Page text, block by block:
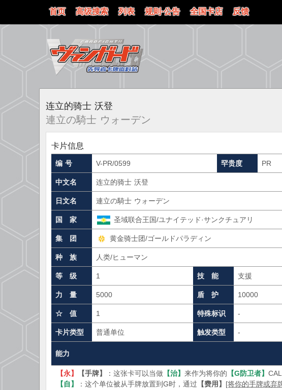
首页 高级搜索 列表 规则·公告 全国卡店 反馈
连立的骑士 沃登
連立の騎士 ウォーデン
卡片信息
编 号 V-PR/0599 罕贵度 PR
中文名 连立的骑士 沃登
日文名 連立の騎士 ウォーデン
国 家 圣域联合王国/ユナイテッド·サンクチュアリ
集 团 黄金骑士团/ゴールドパラディン
种 族 人类/ヒューマン
等 级 1 技 能 支援
力 量 5000 盾 护 10000
☆ 值 1 特殊标识 -
卡片类型 普通单位 触发类型 -
能力
【永】 【手牌】 ：这张卡可以当做 【治】 来作为将你的 【G防卫者】
【自】
：这个单位被从手牌放置到G时，通过 【费用】 [将你的手牌或弃